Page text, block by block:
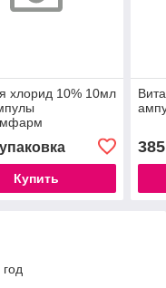
хлорид 10% 10мл
Купить
385